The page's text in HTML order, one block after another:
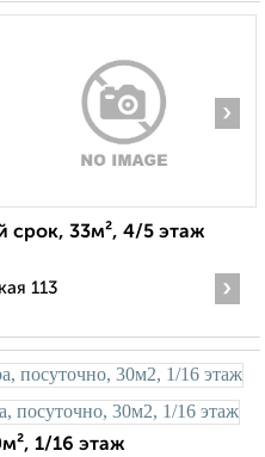
›
срок, 33м², 4/5 этаж
113
›
1/16 этаж